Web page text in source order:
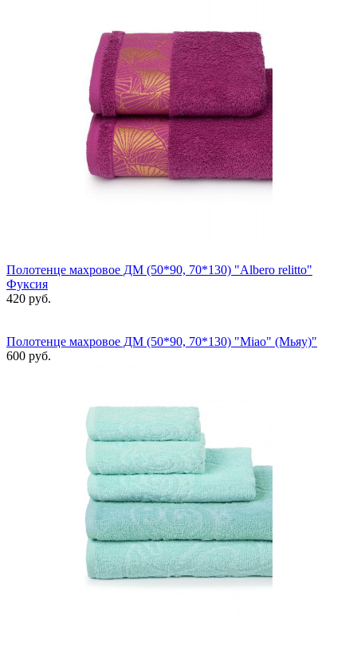
Полотенце махровое ДМ (50*90, 70*130) "Albero relitto"
Фуксия
420 руб.
Полотенце махровое ДМ (50*90, 70*130) "Miao" (Мьяу)"
600 руб.